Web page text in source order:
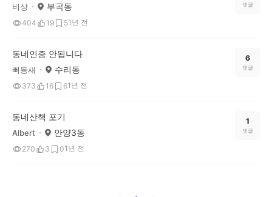
비상 부곡동
404 19 51년 전
댓글
동네인증 안됩니다
뻐등새 수리동
373 16 61년 전
6
댓글
동네산책 포기
Albert 안양3동
270 3 01년 전
1
댓글